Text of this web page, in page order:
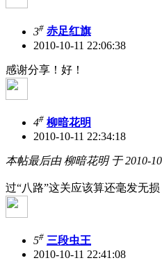
3# 赤足红旗
2010-10-11 22:06:38
感谢分享！好！
4# 柳暗花明
2010-10-11 22:34:18
本帖最后由 柳暗花明 于 2010-
过“八路”这关应该算还毫发无损
5# 三段虫王
2010-10-11 22:41:08